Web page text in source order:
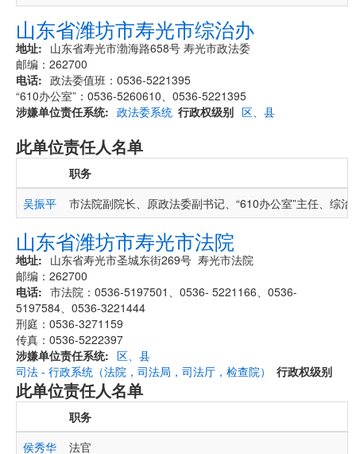
山东省潍坊市寿光市综治办
地址
山东省寿光市渤海路658号 寿光市政法委
邮编：262700
电话
政法委值班：0536-5221395
“610办公室”：0536-5260610、0536-5221395
涉嫌单位责任系统
政法委系统 行政权级别 区、县
此单位责任人名单
职务
吴振平
市法院副院长、原政法委副书记、“610办公室”主任、综治
山东省潍坊市寿光市法院
地址
山东省寿光市圣城东街269号 寿光市法院
邮编：262700
电话
市法院：0536-5197501、0536- 5221166、0536-
5197584、0536-3221444
刑庭：0536-3271159
传真：0536-5222397
涉嫌单位责任系统
司法 - 行政系统（法院，司法局，司法厅，检查院）
行政权级别
区、县
此单位责任人名单
职务
侯秀华
法官